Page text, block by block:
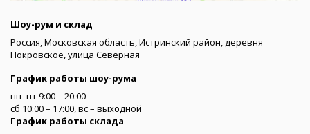
Шоу-рум и склад
Россия, Московская область, Истринский район, деревня
Покровское, улица Северная
График работы шоу-рума
пн–пт 9:00 – 20:00
сб 10:00 – 17:00, вс – выходной
График работы склада